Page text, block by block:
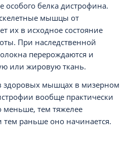
особого белка дистрофина.
мышцы от
их в исходное состояние
При наследственной
перерождаются и
или жировую ткань.
здоровых мышцах в мизерном
вообще практически
меньше, тем тяжелее
тем раньше оно начинается.